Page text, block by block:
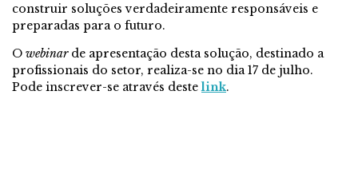
construir soluções verdadeiramente responsáveis e
preparadas para o futuro.
O webinarde apresentação desta solução, destinado a
profissionais do setor, realiza-se no dia 17 de julho.
Pode inscrever-se através destelink.